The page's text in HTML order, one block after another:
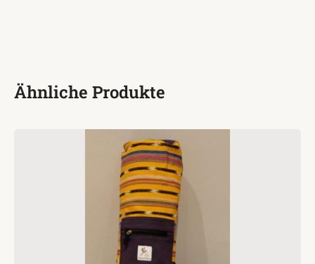
Ähnliche Produkte